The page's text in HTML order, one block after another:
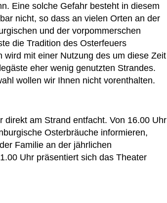
Eine solche Gefahr besteht in diesem
nicht, so dass an vielen Orten an der
und der vorpommerschen
die Tradition des Osterfeuers
wird mit einer Nutzung des um diese Zeit
eher wenig genutzten Strandes.
wollen wir Ihnen nicht vorenthalten.
direkt am Strand entfacht. Von 16.00 Uhr
Osterbräuche informieren,
Familie an der jährlichen
Uhr präsentiert sich das Theater